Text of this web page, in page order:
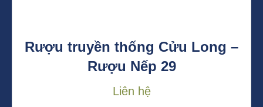
Rượu truyền thống Cửu Long –
Rượu Nếp 29
Liên hệ